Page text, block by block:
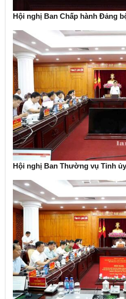
Hội nghị Ban Chấp hành Đảng
Hội nghị Ban Thường vụ Tỉnh